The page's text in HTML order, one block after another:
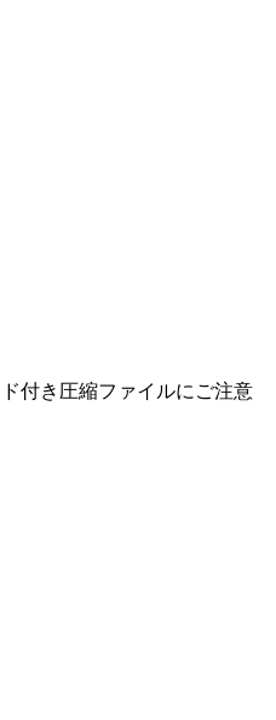
付き圧縮ファイルにご注意